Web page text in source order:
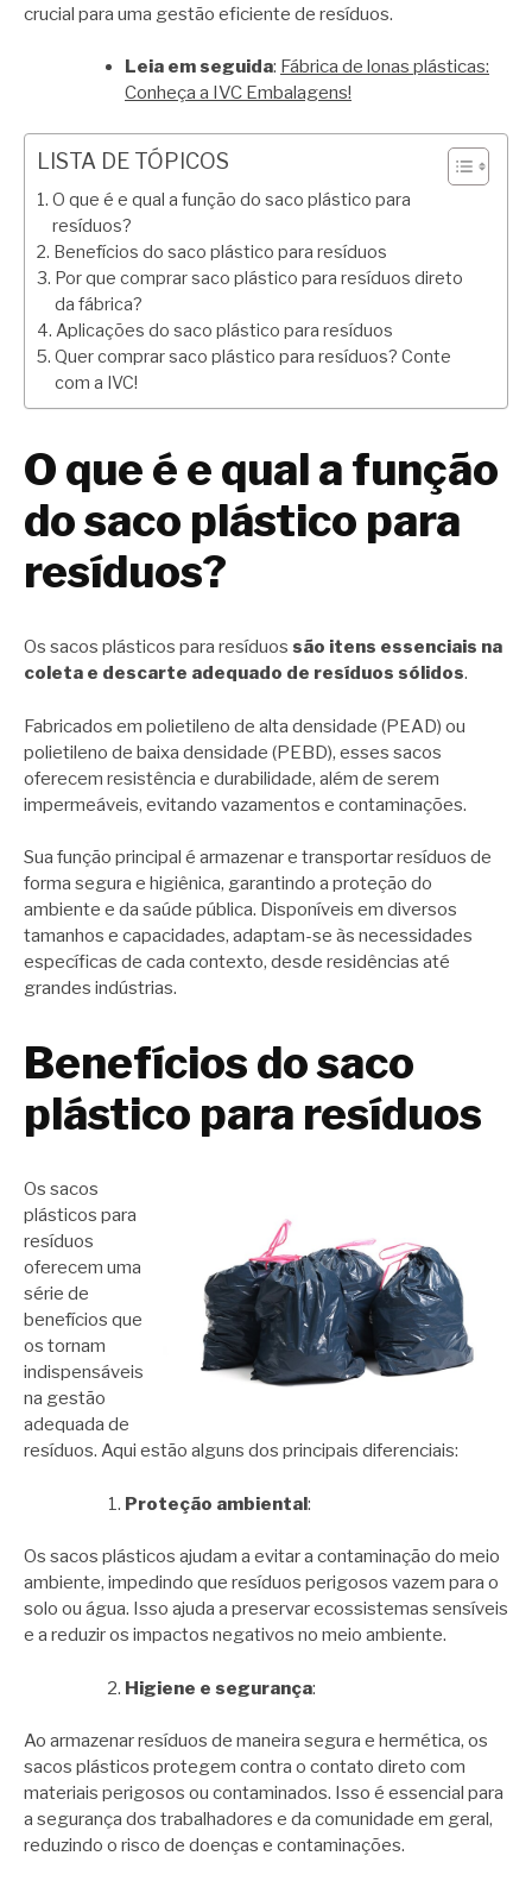
crucial para uma gestão eficiente de resíduos.
Leia em seguida: Fábrica de lonas plásticas:
Conheça a IVC Embalagens!
LISTA DE TÓPICOS
O que é e qual a função do saco plástico para
resíduos?
Benefícios do saco plástico para resíduos
Por que comprar saco plástico para resíduos direto
da fábrica?
Aplicações do saco plástico para resíduos
Quer comprar saco plástico para resíduos? Conte
com a IVC!
O que é e qual a função
do saco plástico para
resíduos?
Os sacos plásticos para resíduos são itens essenciais na
coleta e descarte adequado de resíduos sólidos.
Fabricados em polietileno de alta densidade (PEAD) ou
polietileno de baixa densidade (PEBD), esses sacos
oferecem resistência e durabilidade, além de serem
impermeáveis, evitando vazamentos e contaminações.
Sua função principal é armazenar e transportar resíduos de
forma segura e higiênica, garantindo a proteção do
ambiente e da saúde pública. Disponíveis em diversos
tamanhos e capacidades, adaptam-se às necessidades
específicas de cada contexto, desde residências até
grandes indústrias.
Benefícios do saco
plástico para resíduos
Os sacos
plásticos para
resíduos
oferecem uma
série de
benefícios que
os tornam
indispensáveis
​​na gestão
adequada de
resíduos. Aqui estão alguns dos principais diferenciais:
Proteção ambiental:
Os sacos plásticos ajudam a evitar a contaminação do meio
ambiente, impedindo que resíduos perigosos vazem para o
solo ou água. Isso ajuda a preservar ecossistemas sensíveis
e a reduzir os impactos negativos no meio ambiente.
Higiene e segurança:
Ao armazenar resíduos de maneira segura e hermética, os
sacos plásticos protegem contra o contato direto com
materiais perigosos ou contaminados. Isso é essencial para
a segurança dos trabalhadores e da comunidade em geral,
reduzindo o risco de doenças e contaminações.